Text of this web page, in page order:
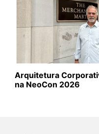
Arquitetura
na NeoCon 2026